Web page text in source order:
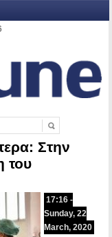
Στην
του
17:16 -
Sunday, 22
March, 2020